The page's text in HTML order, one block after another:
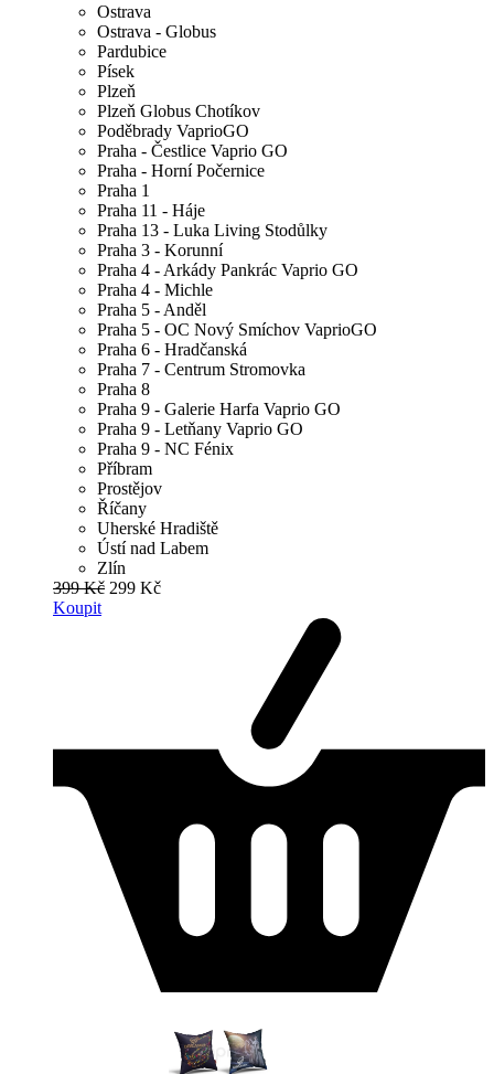
Ostrava
Ostrava - Globus
Pardubice
Písek
Plzeň
Plzeň Globus Chotíkov
Poděbrady VaprioGO
Praha - Čestlice Vaprio GO
Praha - Horní Počernice
Praha 1
Praha 11 - Háje
Praha 13 - Luka Living Stodůlky
Praha 3 - Korunní
Praha 4 - Arkády Pankrác Vaprio GO
Praha 4 - Michle
Praha 5 - Anděl
Praha 5 - OC Nový Smíchov VaprioGO
Praha 6 - Hradčanská
Praha 7 - Centrum Stromovka
Praha 8
Praha 9 - Galerie Harfa Vaprio GO
Praha 9 - Letňany Vaprio GO
Praha 9 - NC Fénix
Příbram
Prostějov
Říčany
Uherské Hradiště
Ústí nad Labem
Zlín
399 Kč 299 Kč
Koupit